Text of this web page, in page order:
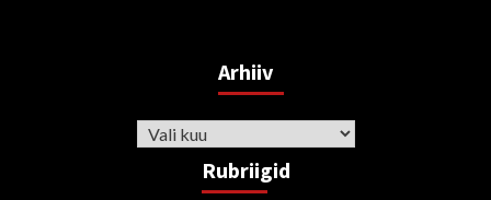
Arhiiv
Arhiiv
Rubriigid